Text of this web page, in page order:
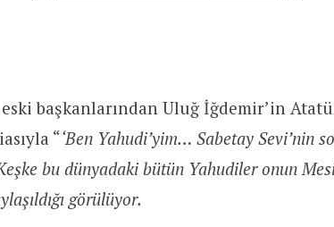
başkanlarından Uluğ İğdemir’in
“‘Ben Yahudi’yim… Sabetay Sevi’nin
bu dünyadaki bütün Yahudiler onun
görülüyor.